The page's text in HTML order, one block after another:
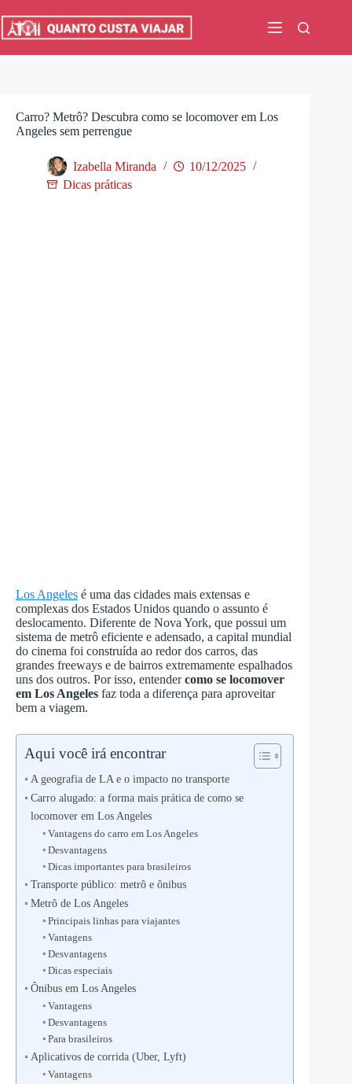
para
Carro? Metrô? Descubra como se locomover em Los
Angeles sem perrengue
Izabella Miranda
10/12/2025
Dicas práticas
Los Angeles é uma das cidades mais extensas e
complexas dos Estados Unidos quando o assunto é
deslocamento. Diferente de Nova York, que possui um
sistema de metrô eficiente e adensado, a capital mundial
do cinema foi construída ao redor dos carros, das
grandes freeways e de bairros extremamente espalhados
uns dos outros. Por isso, entendercomo se locomover
em Los Angeles faz toda a diferença para aproveitar
bem a viagem.
Aqui você irá encontrar
A geografia de LA e o impacto no transporte
Carro alugado: a forma mais prática de como se
locomover em Los Angeles
Vantagens do carro em Los Angeles
Desvantagens
Dicas importantes para brasileiros
Transporte público: metrô e ônibus
Metrô de Los Angeles
Principais linhas para viajantes
Vantagens
Desvantagens
Dicas especiais
Ônibus em Los Angeles
Vantagens
Desvantagens
Para brasileiros
Aplicativos de corrida (Uber, Lyft)
Vantagens